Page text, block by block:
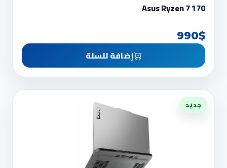
Asus Ryzen 7 170
990$
إضافة للسلة
جديد